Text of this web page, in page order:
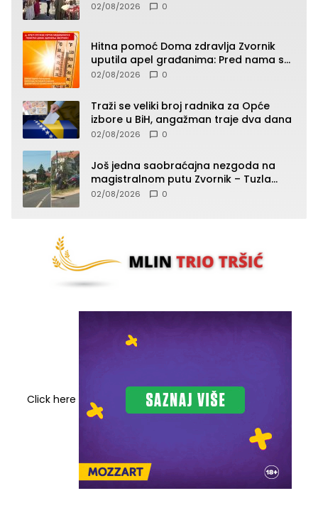
02/08/2026 0
Hitna pomoć Doma zdravlja Zvornik
uputila apel građanima: Pred nama su
temperature do 40°C, oprez zbog
02/08/2026 0
Traži se veliki broj radnika za Opće
izbore u BiH, angažman traje dva dana
02/08/2026 0
Još jedna saobraćajna nezgoda na
magistralnom putu Zvornik – Tuzla
(FOTO)
02/08/2026 0
Click here